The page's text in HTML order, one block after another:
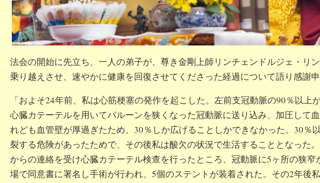
法会の開始に先立ち、一人の弟子が、尊き金剛上師リンチェンドルジェ・リ
乗り越えさせ、速やかに健康を回復させてくださった経過について語り感謝申
「およそ24年前、私は心筋梗塞の発作を起こした。左前支冠動脈の90％以上
心臓カテーテルを用いてバルーンを狭くなった冠動脈に送り込み、加圧して
れども血管壁が厚過ぎたため、30％しか広げることしかできなかった。30％
裂する危険があったためで、その後私は酸欠の状況で生活することとなった
からの連絡を受け心臓カテーテル検查を行ったところ、冠動脈に5ヶ所の狭
場で同意書に署名し手術が行われ、5個のステントが装着された。その2年後